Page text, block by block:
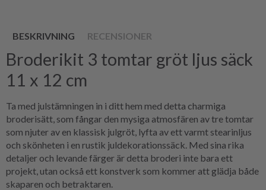
BESKRIVNING RECENSIONER
Broderikit 3 tomtar gröt ljus säck
11 x 12 cm
Ta med julstämningen in i ditt hem med detta charmiga
broderisätt, som fångar den mysiga atmosfären av tre tomtar
som njuter av en klassisk julgröt, lyfta av ett varmt stearinljus
och skönheten i en rustik juldekorationssäck. Med sina rika
detaljer och levande färger är detta broderi inte bara ett
projekt, utan också ett konstverk som kommer att glädja både
skaparen och betraktaren.